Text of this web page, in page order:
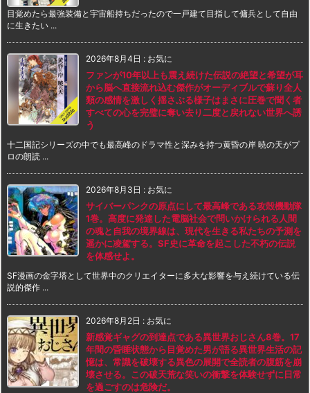
目覚めたら最強装備と宇宙船持ちだったので一戸建て目指して傭兵として自由
に生きたい ...
2026年8月4日 : お気に
ファンが10年以上も震え続けた伝説の絶望と希望が耳
から脳へ直接流れ込む傑作がオーディブルで蘇り全人
類の感情を激しく揺さぶる様子はまさに圧巻で聞く者
すべての心を完璧に奪い去り二度と戻れない世界へ誘
う
十二国記シリーズの中でも最高峰のドラマ性と深みを持つ黄昏の岸 暁の天がプ
ロの朗読 ...
2026年8月3日 : お気に
サイバーパンクの原点にして最高峰である攻殻機動隊
1巻。高度に発達した電脳社会で問いかけられる人間
の魂と自我の境界線は、現代を生きる私たちの予測を
遥かに凌駕する。SF史に革命を起こした不朽の伝説
を体感せよ。
SF漫画の金字塔として世界中のクリエイターに多大な影響を与え続けている伝
説的傑作 ...
2026年8月2日 : お気に
新感覚ギャグの到達点である異世界おじさん8巻。17
年間の昏睡状態から目覚めた男が語る異世界生活の記
憶は、常識を破壊する異色の展開で全読者の腹筋を崩
壊させる。この破天荒な笑いの衝撃を体験せずに日常
を過ごすのは危険だ。